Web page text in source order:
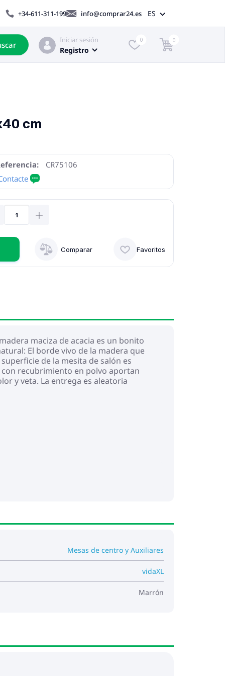
+34-611-311-199 info@comprar24.es ES
Iniciar sesión
Registro
0 0
cm
CR75106
Favoritos
Comparar
maciza de acacia es un bonito
El borde vivo de la madera que
de la mesita de salón es
recubrimiento en polvo aportan
y veta. La entrega es aleatoria
Mesas de centro y Auxiliares
vidaXL
Marrón